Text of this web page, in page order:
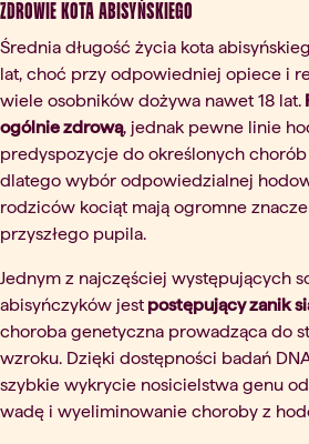
Zdrowie kota abisyńskiego
Średnia długość życia kota
lat, choć przy odpowiedniej opiece i
wiele osobników dożywa nawet 18 lat.
ogólnie zdrową, jednak pewne linie
predyspozycje do określonych
dlatego wybór odpowiedzialnej
rodziców kociąt mają ogromne
przyszłego pupila.
Jednym z najczęściej występujących
abisyńczyków jest postępujący zanik
choroba genetyczna prowadząca do
wzroku. Dzięki dostępności badań
szybkie wykrycie nosicielstwa genu
wadę i wyeliminowanie choroby z